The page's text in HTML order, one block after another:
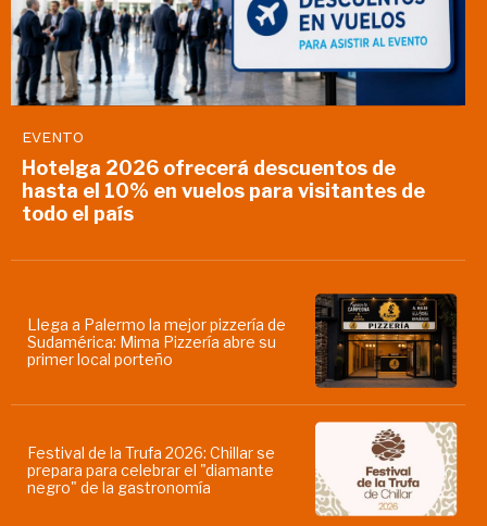
EVENTO
Hotelga 2026 ofrecerá descuentos de
hasta el 10% en vuelos para visitantes de
todo el país
Llega a Palermo la mejor pizzería de
Sudamérica: Mima Pizzería abre su
primer local porteño
Festival de la Trufa 2026: Chillar se
prepara para celebrar el "diamante
negro" de la gastronomía